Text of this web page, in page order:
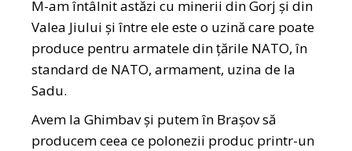
M-am întâlnit astăzi cu minerii din Gorj și din
Valea Jiului și între ele este o uzină care poate
produce pentru armatele din țările NATO, în
standard de NATO, armament, uzina de la
Sadu.
Avem la Ghimbav și putem în Brașov să
producem ceea ce polonezii produc printr-un